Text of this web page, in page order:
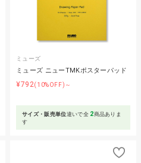
ミューズ
ミューズ ニューTMKポスターパッド
¥792(10%OFF)～
サイズ・販売単位違いで全 2商品ありま
す